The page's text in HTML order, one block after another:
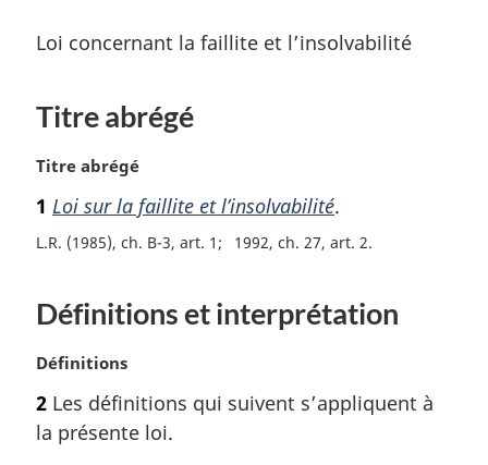
Loi concernant la faillite et l’insolvabilité
Titre abrégé
N
t
e
r
i
a
l
Titre abrégé
1 Loi sur la faillite et l’insolvabilité.
L.R. (1985), ch. B-3, art. 1 1992, ch. 27, art. 2
Définitions et interprétation
N
t
e
Définitions
2 Les définitions qui suivent s’appliquent à
la présente loi.